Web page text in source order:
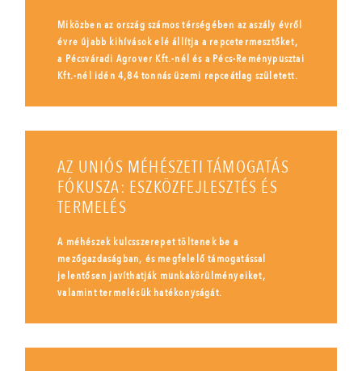
Miközben az ország számos térségében az aszály évről
évre újabb kihívások elé állítja a repcetermesztőket,
a Pécsváradi Agrover Kft.-nél és a Pécs-Reménypusztai
Kft.-nél idén 4,84 tonnás üzemi repceátlag született.
AZ UNIÓS MÉHÉSZETI TÁMOGATÁS
FÓKUSZA: ESZKÖZFEJLESZTÉS ÉS
TERMELÉS
A méhészek kulcsszerepet töltenek be a
mezőgazdaságban, és megfelelő támogatással
jelentősen javíthatják munkakörülményeiket,
valamint termelésük hatékonyságát.